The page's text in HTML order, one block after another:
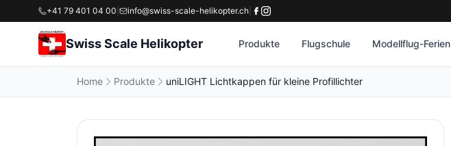
+41 79 401 04 00 info@swiss-scale-helikopter.ch
Swiss Scale Helikopter Produkte Flugschule Modellflug-Ferien
Home Produkte uniLIGHT Lichtkappen für kleine Profillichter